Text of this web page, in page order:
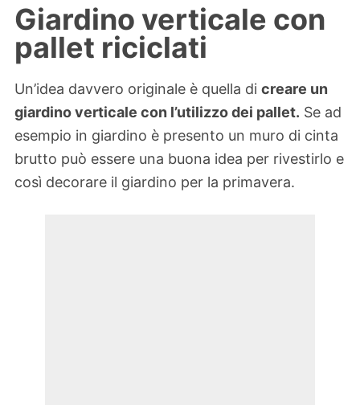
Giardino verticale con
pallet riciclati
Un’idea davvero originale è quella di creare un
giardino verticale con l’utilizzo dei pallet. Se ad
esempio in giardino è presento un muro di cinta
brutto può essere una buona idea per rivestirlo e
così decorare il giardino per la primavera.